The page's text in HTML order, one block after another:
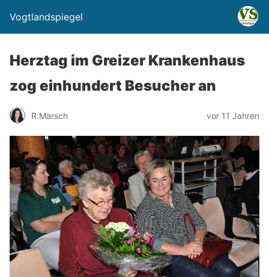
Vogtlandspiegel
Herztag im Greizer Krankenhaus
zog einhundert Besucher an
R.Marsch vor 11 Jahren